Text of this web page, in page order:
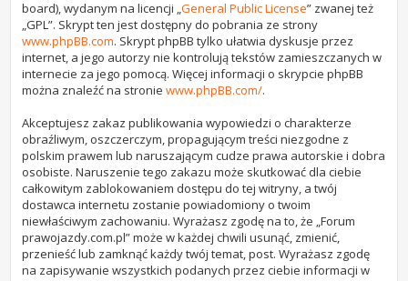
board), wydanym na licencji „General Public License” zwanej też
„GPL”. Skrypt ten jest dostępny do pobrania ze strony
www.phpBB.com. Skrypt phpBB tylko ułatwia dyskusje przez
internet, a jego autorzy nie kontrolują tekstów zamieszczanych w
internecie za jego pomocą. Więcej informacji o skrypcie phpBB
można znaleźć na stroniewww.phpBB.com/.
Akceptujesz zakaz publikowania wypowiedzi o charakterze
obraźliwym, oszczerczym, propagującym treści niezgodne z
polskim prawem lub naruszającym cudze prawa autorskie i dobra
osobiste. Naruszenie tego zakazu może skutkować dla ciebie
całkowitym zablokowaniem dostępu do tej witryny, a twój
dostawca internetu zostanie powiadomiony o twoim
niewłaściwym zachowaniu. Wyrażasz zgodę na to, że „Forum
prawojazdy.com.pl” może w każdej chwili usunąć, zmienić,
przenieść lub zamknąć każdy twój temat, post. Wyrażasz zgodę
na zapisywanie wszystkich podanych przez ciebie informacji w